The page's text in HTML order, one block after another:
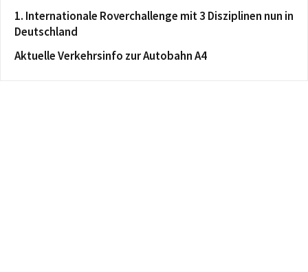
1. Internationale Roverchallenge mit 3 Disziplinen nun in
Deutschland
Aktuelle Verkehrsinfo zur Autobahn A4